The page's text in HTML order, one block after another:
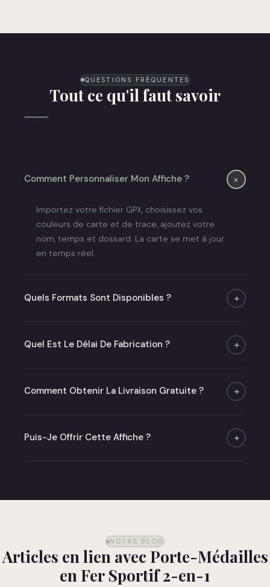
QUESTIONS FRÉQUENTES
Tout ce qu'il faut savoir
Comment Personnaliser Mon Affiche ? +
Importez votre fichier GPX, choisissez vos
couleurs de carte et de trace, ajoutez votre
nom, temps et dossard. La carte se met à jour
en temps réel.
Quels Formats Sont Disponibles ? +
seul ou avec cadre chêne ou noir mat.
Quel Est Le Délai De Fabrication ? +
livraison.
Comment Obtenir La Livraison Gratuite ? +
métropolitaine.
Puis-Je Offrir Cette Affiche ? +
NOTRE BLOG
Articles en lien avec Porte-Médailles
en Fer Sportif 2-en-1